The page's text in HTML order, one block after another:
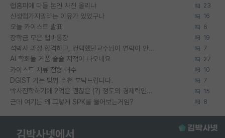
랩홈피에 다들 본인 사진 올리냐 23
신생랩가지말라는 이유가 있었구나 16
오늘 카이스트 발표 6
장학금 모은 랩비통장 19
석박사 과정 합격하고, 컨택했던교수님이 연락이 안됩니다... 7
AI 학회들 거품 슬슬 지적이 나오네요 27
카이스트 서류 전형 배수 10
DGIST 가는 방법 추천 부탁드립니다. 7
박사진학하기에 2억은 괜찮은 (?) 정도의 경제력인가요 15
근데 여기는 왜 그렇게 SPK를 물어보는거임? 8